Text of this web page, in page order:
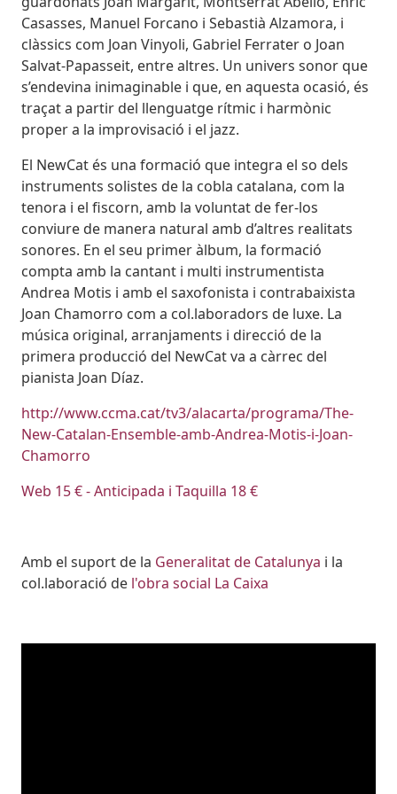
Casasses, Manuel Forcano i Sebastià Alzamora, i
clàssics com Joan Vinyoli, Gabriel Ferrater o Joan
Salvat-Papasseit, entre altres. Un univers sonor que
s’endevina inimaginable i que, en aquesta ocasió, és
traçat a partir del llenguatge rítmic i harmònic
proper a la improvisació i el jazz.
El NewCat és una formació que integra el so dels
instruments solistes de la cobla catalana, com la
tenora i el fiscorn, amb la voluntat de fer-los
conviure de manera natural amb d’altres realitats
sonores. En el seu primer àlbum, la formació
compta amb la cantant i multi instrumentista
Andrea Motis i amb el saxofonista i contrabaixista
Joan Chamorro com a col.laboradors de luxe. La
música original, arranjaments i direcció de la
primera producció del NewCat va a càrrec del
pianista Joan Díaz.
http://www.ccma.cat/tv3/alacarta/programa/The-
New-Catalan-Ensemble-amb-Andrea-Motis-i-Joan-
Chamorro
Web 15 € - Anticipada i Taquilla 18 €
Amb el suport de la Generalitat de Catalunya i la
col.laboració de l'obra social La Caixa